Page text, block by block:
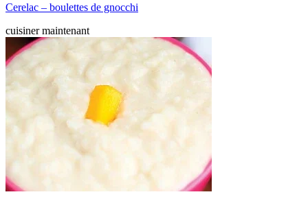
Cerelac – boulettes de gnocchi
cuisiner maintenant